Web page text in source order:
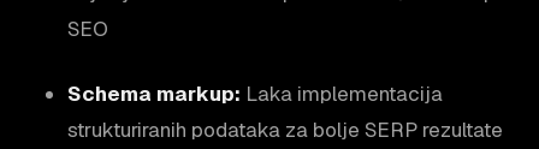
SEO
Schema markup: Laka implementacija
strukturiranih podataka za bolje SERP rezultate